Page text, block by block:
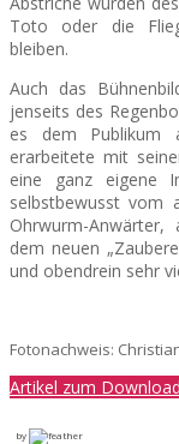
Toto oder die
bleiben.
Auch das
jenseits des
es dem Publikum
erarbeitete mit
eine ganz eigene
selbstbewusst vom
Ohrwurm-
dem neuen
und obendrein sehr
Fotonachweis:
Artikel zum
by